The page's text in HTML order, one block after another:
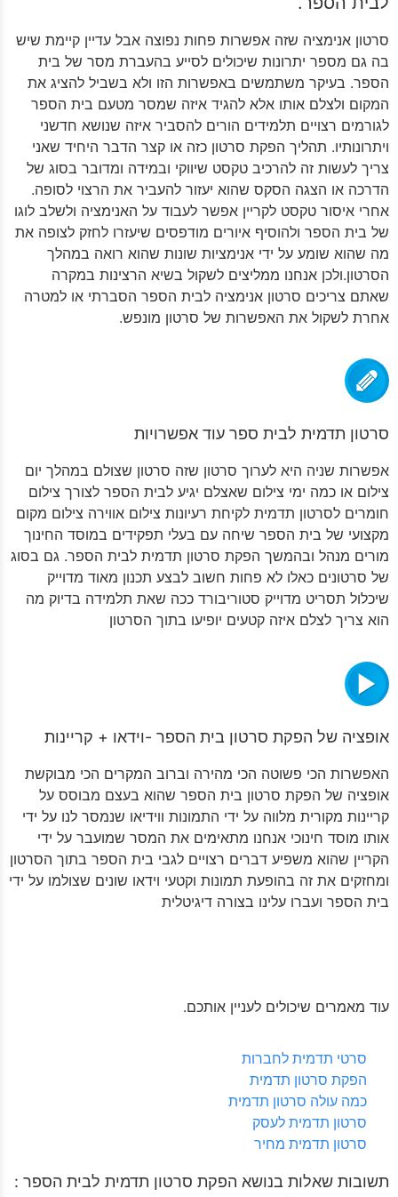
סרטון אנימציה שזה אפשרות פחות נפוצה אבל עדיין קיימת שיש
בה גם מספר יתרונות שיכולים לסייע בהעברת מסר של בית
הספר. בעיקר משתמשים באפשרות הזו ולא בשביל להציג את
המקום ולצלם אותו אלא להגיד איזה שמסר מטעם בית הספר
לגורמים רצויים תלמידים הורים להסביר איזה שנושא חדשני
ויתרונותיו. תהליך הפקת סרטון כזה או קצר הדבר היחיד שאני
צריך לעשות זה להרכיב טקסט שיווקי ובמידה ומדובר בסוג של
הדרכה או הצגה הסקס שהוא יעזור להעביר את הרצוי לסופה.
אחרי איסור טקסט לקריין אפשר לעבוד על האנימציה ולשלב לוגו
של בית הספר ולהוסיף איורים מודפסים שיעזרו לחזק לצופה את
מה שהוא שומע על ידי אנימציות שונות שהוא רואה במהלך
הסרטון.ולכן אנחנו ממליצים לשקול בשיא הרצינות במקרה
שאתם צריכים סרטון אנימציה לבית הספר הסברתי או למטרה
אחרת לשקול את האפשרות של סרטון מונפש.
סרטון תדמית לבית ספר עוד אפשרויות
אפשרות שניה היא לערוך סרטון שזה סרטון שצולם במהלך יום
צילום או כמה ימי צילום שאצלם יגיע לבית הספר לצורך צילום
חומרים לסרטון תדמית לקיחת רעיונות צילום אווירה צילום מקום
מקצועי של בית הספר שיחה עם בעלי תפקידים במוסד החינוך
מורים מנהל ובהמשך הפקת סרטון תדמית לבית הספר. גם בסוג
של סרטונים כאלו לא פחות חשוב לבצע תכנון מאוד מדוייק
שיכלול תסריט מדוייק סטוריבורד ככה שאת תלמידה בדיוק מה
הוא צריך לצלם איזה קטעים יופיעו בתוך הסרטון
אופציה של הפקת סרטון בית הספר -וידאו + קריינות
האפשרות הכי פשוטה הכי מהירה וברוב המקרים הכי מבוקשת
אופציה של הפקת סרטון בית הספר שהוא בעצם מבוסס על
קריינות מקורית מלווה על ידי התמונות ווידיאו שנמסר לנו על ידי
אותו מוסד חינוכי אנחנו מתאימים את המסר שמועבר על ידי
הקריין שהוא משפיע דברים רצויים לגבי בית הספר בתוך הסרטון
ומחזקים את זה בהופעת תמונות וקטעי וידאו שונים שצולמו על ידי
בית הספר ועברו עלינו בצורה דיגיטלית
עוד מאמרים שיכולים לעניין אותכם.
סרטי תדמית לחברות
הפקת סרטון תדמית
כמה עולה סרטון תדמית
סרטון תדמית לעסק
סרטון תדמית מחיר
תשובות שאלות בנושא הפקת סרטון תדמית לבית הספר :